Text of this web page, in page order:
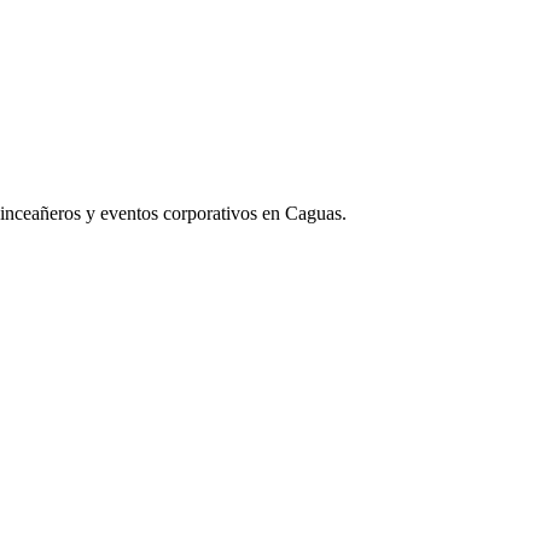
y eventos corporativos en Caguas.